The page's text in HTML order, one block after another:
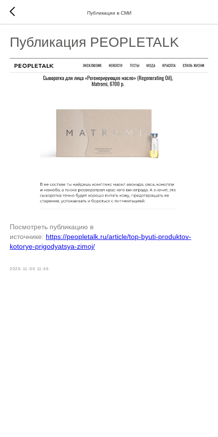
Публикации в СМИ
Публикация PEOPLETALK
Посмотреть публикацию в
источнике: https://peopletalk.ru/article/top-byuti-produktov-
kotorye-prigodyatsya-zimoj/
2020-11-06 11:46